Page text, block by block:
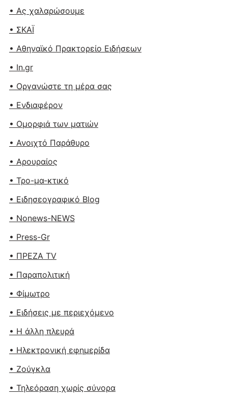
• Ας χαλαρώσουμε
• ΣΚΑΪ
• Αθηναϊκό Πρακτορείο Ειδήσεων
• In.gr
• Οργανώστε τη μέρα σας
• Ενδιαφέρον
• Ομορφιά των ματιών
• Ανοιχτό Παράθυρο
• Αρουραίος
• Τρο-μα-κτικό
• Ειδησεογραφικό Blog
• Nonews-NEWS
• Press-Gr
• ΠΡΕΖΑ TV
• Παραπολιτική
• Φίμωτρο
• Ειδήσεις με περιεχόμενο
• Η άλλη πλευρά
• Ηλεκτρονική εφημερίδα
• Ζούγκλα
• Τηλεόραση χωρίς σύνορα